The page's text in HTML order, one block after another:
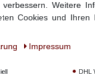
Ihnen
Weitere
Cookies und Ihren
Impressum
DHL